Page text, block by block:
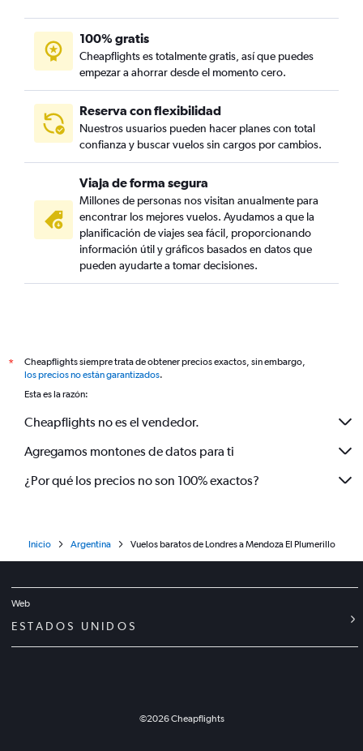
100% gratis
Cheapflights es totalmente gratis, así que puedes
empezar a ahorrar desde el momento cero.
Reserva con flexibilidad
Nuestros usuarios pueden hacer planes con total
confianza y buscar vuelos sin cargos por cambios.
Viaja de forma segura
Millones de personas nos visitan anualmente para
encontrar los mejores vuelos. Ayudamos a que la
planificación de viajes sea fácil, proporcionando
información útil y gráficos basados en datos que
pueden ayudarte a tomar decisiones.
*
Cheapflights siempre trata de obtener precios exactos, sin embargo,
los precios no están garantizados.
Esta es la razón:
Cheapflights no es el vendedor.
Agregamos montones de datos para ti
¿Por qué los precios no son 100% exactos?
Inicio Argentina Vuelos baratos de Londres a Mendoza El Plumerillo
Web
ESTADOS UNIDOS
©2026Cheapflights